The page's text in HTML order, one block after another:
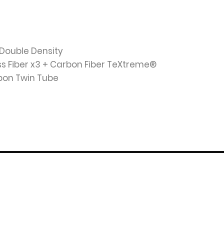
Density
Fiber x3 + Carbon Fiber TeXtreme®
Twin Tube